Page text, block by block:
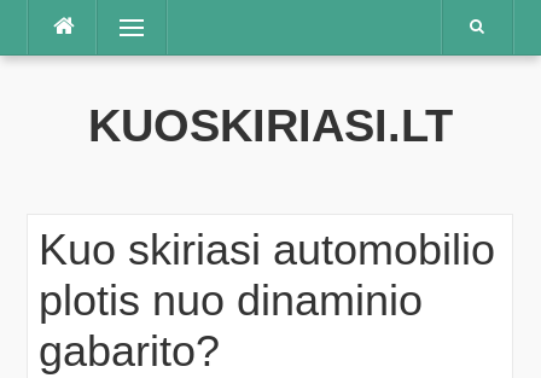
Praleisti
Meniu
KUOSKIRIASI.LT
Kuo skiriasi automobilio
plotis nuo dinaminio
gabarito?